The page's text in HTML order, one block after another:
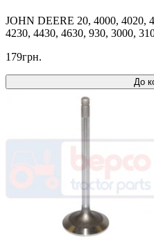
JOHN DEERE 20, 4000, 4020,
4230, 4430, 4630, 930, 3000,
179грн.
До